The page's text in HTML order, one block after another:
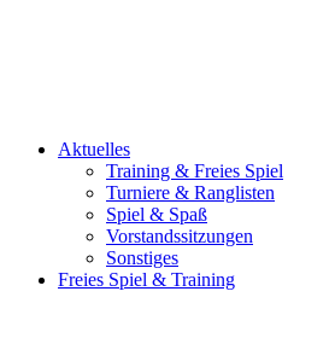
Aktuelles
Training & Freies Spiel
Turniere & Ranglisten
Spiel & Spaß
Vorstandssitzungen
Sonstiges
Freies Spiel & Training